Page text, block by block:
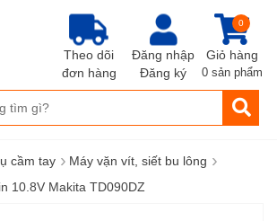
Đăng nhập
Đăng ký
Giỏ hàng
0
0 sản phẩm
Theo dõi
đơn hàng
cầm tay › Máy vặn vít, siết bu lông ›
10.8V Makita TD090DZ